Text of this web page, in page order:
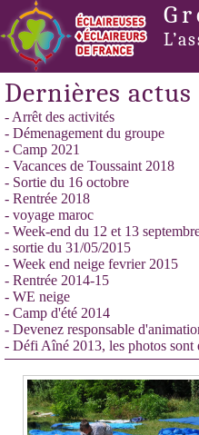
Dernières actus
- Arrêt des activités
- Démenagement du groupe
- Camp 2021
- Vacances de Toussaint 2018
- Sortie du 16 octobre
- Rentrée 2018
- voyage maroc
- Week-end du 12 et 13
- sortie du 31/05/2015
- Week end neige fevrier 2015
- Rentrée 2014-15
- WE neige
- Camp d'été 2014
- Devenez responsable
- Défi Aîné 2013, les photos sont